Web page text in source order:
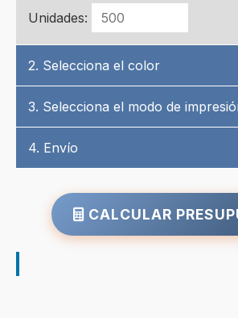
Unidades:
2. Selecciona el color
3. Selecciona el modo de
4. Envío
CALCULAR